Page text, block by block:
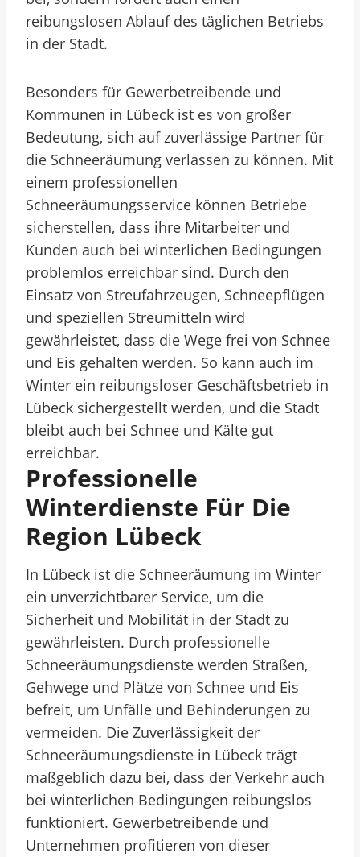
reibungslosen Ablauf des täglichen Betriebs
in der Stadt.
Besonders für Gewerbetreibende und
Kommunen in Lübeck ist es von großer
Bedeutung, sich auf zuverlässige Partner für
die Schneeräumung verlassen zu können. Mit
einem professionellen
Schneeräumungsservice können Betriebe
sicherstellen, dass ihre Mitarbeiter und
Kunden auch bei winterlichen Bedingungen
problemlos erreichbar sind. Durch den
Einsatz von Streufahrzeugen, Schneepflügen
und speziellen Streumitteln wird
gewährleistet, dass die Wege frei von Schnee
und Eis gehalten werden. So kann auch im
Winter ein reibungsloser Geschäftsbetrieb in
Lübeck sichergestellt werden, und die Stadt
bleibt auch bei Schnee und Kälte gut
erreichbar.
Professionelle
Winterdienste Für Die
Region Lübeck
In Lübeck ist die Schneeräumung im Winter
ein unverzichtbarer Service, um die
Sicherheit und Mobilität in der Stadt zu
gewährleisten. Durch professionelle
Schneeräumungsdienste werden Straßen,
Gehwege und Plätze von Schnee und Eis
befreit, um Unfälle und Behinderungen zu
vermeiden. Die Zuverlässigkeit der
Schneeräumungsdienste in Lübeck trägt
maßgeblich dazu bei, dass der Verkehr auch
bei winterlichen Bedingungen reibungslos
funktioniert. Gewerbetreibende und
Unternehmen profitieren von dieser